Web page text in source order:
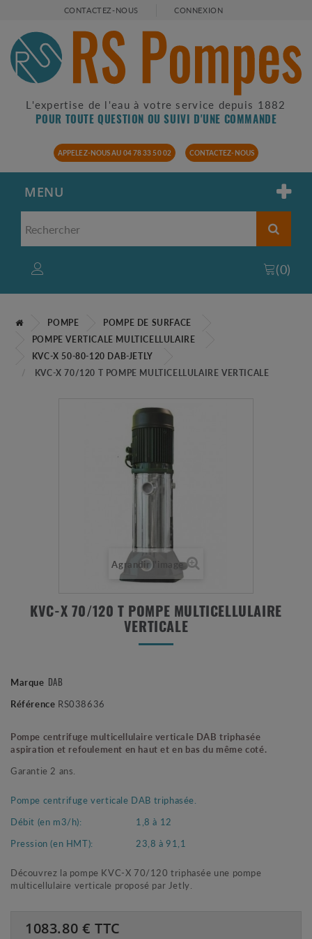
CONTACTEZ-NOUS CONNEXION
L'expertise de l'eau à votre service depuis 1882
POUR TOUTE QUESTION OU SUIVI D'UNE COMMANDE
APPELEZ-NOUS AU 04 78 33 50 02 CONTACTEZ-NOUS
MENU
(0)
POMPE
POMPE DE SURFACE
POMPE VERTICALE MULTICELLULAIRE
KVC-X 50-80-120 DAB-JETLY
KVC-X 70/120 T POMPE MULTICELLULAIRE VERTICALE
Agrandir l'image
KVC-X 70/120 T POMPE MULTICELLULAIRE
VERTICALE
Marque DAB
Référence RS038636
Pompe centrifuge multicellulaire verticale DAB triphasée
aspiration et refoulement en haut et en bas du même coté.
Garantie 2 ans.
Pompe centrifuge verticale DAB triphasée.
Débit (en m3/h):
1,8 à 12
Pression (en HMT):
23,8 à 91,1
Découvrez la pompe KVC-X 70/120 triphasée une pompe
multicellulaire verticale proposé par Jetly.
1083.80 € TTC